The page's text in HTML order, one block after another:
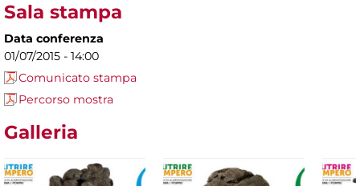
Sala stampa
Data conferenza
01/07/2015 - 14:00
Comunicato stampa
Percorso mostra
Galleria